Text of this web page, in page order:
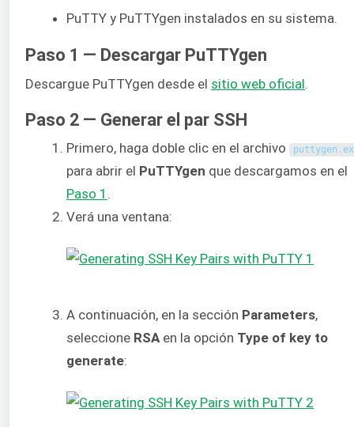
PuTTY y PuTTYgen instalados en su sistema.
Paso 1 — Descargar PuTTYgen
Descargue PuTTYgen desde el sitio web oficial
Paso 2 — Generar el par SSH
Primero, haga doble clic en el archivo puttygen .
para abrir el PuTTYgen que descargamos en el
Paso 1 .
Verá una ventana:
A continuación, en la sección Parameters,
seleccione RSAen la opción Type of key to
generate: